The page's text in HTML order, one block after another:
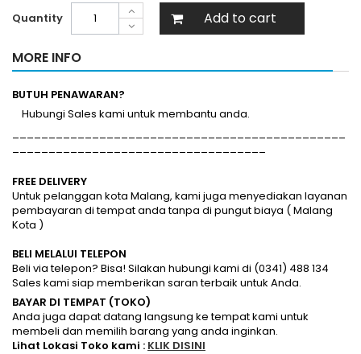
Quantity Add to cart
MORE INFO
BUTUH PENAWARAN?
Hubungi Sales kami untuk membantu anda.
FREE DELIVERY
Untuk pelanggan kota Malang, kami juga menyediakan layanan
pembayaran di tempat anda tanpa di pungut biaya ( Malang
Kota )
BELI MELALUI TELEPON
Beli via telepon? Bisa! Silakan hubungi kami di (0341) 488 134
Sales kami siap memberikan saran terbaik untuk Anda.
BAYAR DI TEMPAT (TOKO)
Anda juga dapat datang langsung ke tempat kami untuk
membeli dan memilih barang yang anda inginkan.
Lihat Lokasi Toko kami : KLIK DISINI